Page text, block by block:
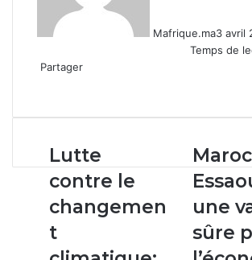
Mafrique.ma3 avril
Temps de
Partager
email
Lutte
contre
le
changement
climatique:
John
Kerry
Lutte
contre le
changemen
t
Maroc:
Essaouira,
une
valeur
sûre
pour
l’économie
une
sûre